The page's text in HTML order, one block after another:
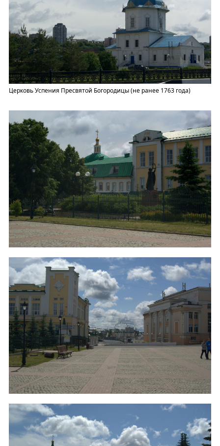
Церковь Успения Пресвятой Богородицы (не ранее 1763 года)